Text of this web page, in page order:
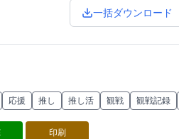
一括ダウンロード
応援 推し 推し活 観戦 観戦記録
印刷